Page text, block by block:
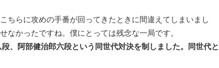
ちらに攻めの手番が回ってきたときに間違えてしまいまし
なかったですね。僕にとっては残念な一局です。
、阿部健治郎六段という同世代対決を制しました。同世代と